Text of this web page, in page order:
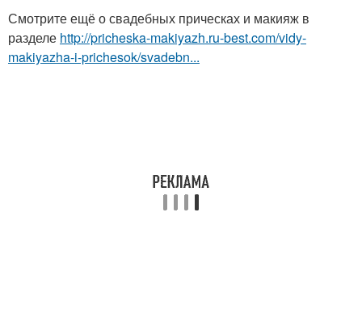
Смотрите ещё о свадебных прическах и макияж в
разделе http://pricheska-makiyazh.ru-best.com/vidy-
makiyazha-i-prichesok/svadebn...